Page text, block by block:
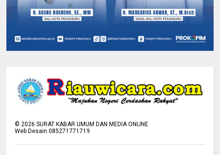
© 2026 SURAT KABAR UMUM DAN MEDIA ONLINE
Web Desain 085271771719